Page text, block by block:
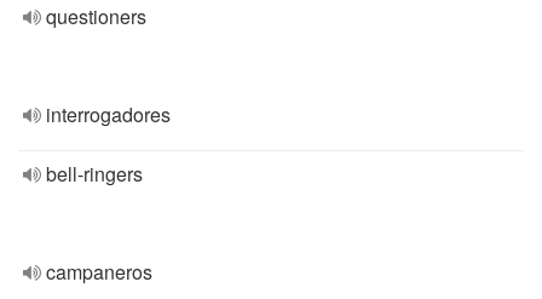
questioners
interrogadores
bell-ringers
campaneros